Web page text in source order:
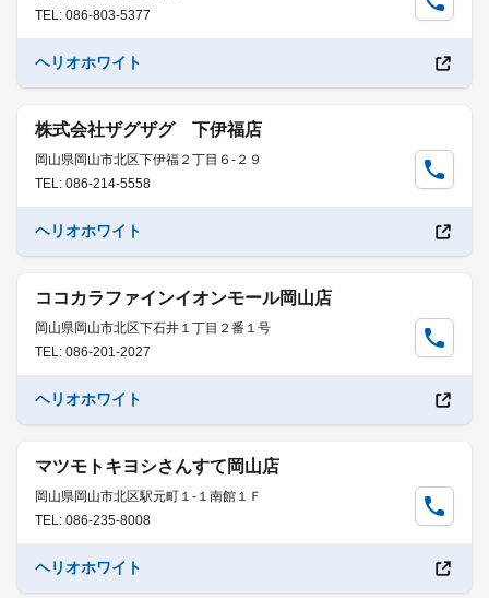
TEL: 086-803-5377
ヘリオホワイト
株式会社ザグザグ 下伊福店
岡山県岡山市北区下伊福２丁目６-２９
TEL: 086-214-5558
ヘリオホワイト
ココカラファインイオンモール岡山店
岡山県岡山市北区下石井１丁目２番１号
TEL: 086-201-2027
ヘリオホワイト
マツモトキヨシさんすて岡山店
岡山県岡山市北区駅元町１-１南館１Ｆ
TEL: 086-235-8008
ヘリオホワイト